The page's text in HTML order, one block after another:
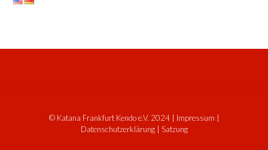
© Katana Frankfurt Kendo e.V. 2024| Impressum |
Datenschutzerklärung| Satzung